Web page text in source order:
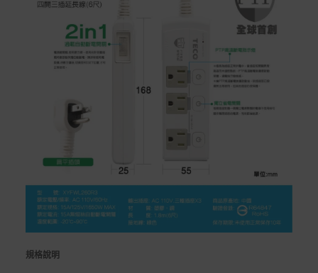
規格說明